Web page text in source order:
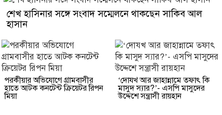
শেখ হাসিনার সঙ্গে সংবাদ সম্মেলনে থাকছেন সাকিব আল
হাসান
পরকীয়ার অভিযোগে গ্রামবাসীর
হাতে আটক কনটেন্ট ক্রিয়েটর রিপন
মিয়া
‘দোযখ আর জাহান্নামে তফাৎ কি
মাসুদ স্যার?’- এসপি মাসুদের
উদ্দেশে সন্ত্রাসী রায়হান